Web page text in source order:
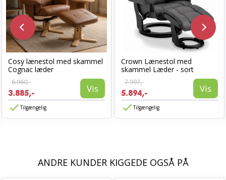
Cosy lænestol med skammel
Cognac læder
6.960,-
3.885,- Vis
Tilgængelig
Crown Lænestol med
skammel Læder - sort
7.997,-
5.894,- Vis
Tilgængelig
ANDRE KUNDER KIGGEDE OGSÅ PÅ